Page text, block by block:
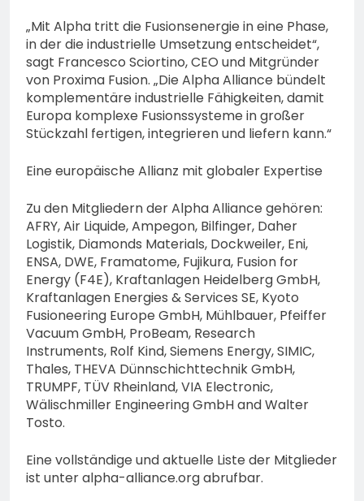
„Mit Alpha tritt die Fusionsenergie in eine Phase,
in der die industrielle Umsetzung entscheidet“,
sagt Francesco Sciortino, CEO und Mitgründer
von Proxima Fusion. „Die Alpha Alliance bündelt
komplementäre industrielle Fähigkeiten, damit
Europa komplexe Fusionssysteme in großer
Stückzahl fertigen, integrieren und liefern kann.“
Eine europäische Allianz mit globaler Expertise
Zu den Mitgliedern der Alpha Alliance gehören:
AFRY, Air Liquide, Ampegon, Bilfinger, Daher
Logistik, Diamonds Materials, Dockweiler, Eni,
ENSA, DWE, Framatome, Fujikura, Fusion for
Energy (F4E), Kraftanlagen Heidelberg GmbH,
Kraftanlagen Energies & Services SE, Kyoto
Fusioneering Europe GmbH, Mühlbauer, Pfeiffer
Vacuum GmbH, ProBeam, Research
Instruments, Rolf Kind, Siemens Energy, SIMIC,
Thales, THEVA Dünnschichttechnik GmbH,
TRUMPF, TÜV Rheinland, VIA Electronic,
Wälischmiller Engineering GmbH and Walter
Tosto.
Eine vollständige und aktuelle Liste der Mitglieder
ist unter alpha-alliance.org abrufbar.